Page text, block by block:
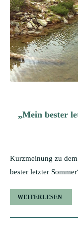
„Mein bester
Kurzmeinung zu
bester letzter
WEITERLESEN